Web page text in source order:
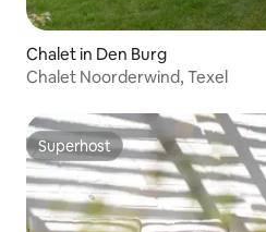
Chalet in Den Burg
Chalet Noorderwind, Texel
Superhost
Superhost